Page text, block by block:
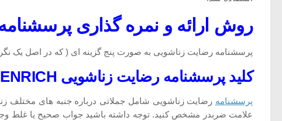
روش ارائه و نمره گذاری
پرسشنامه رضایت زناشویی به صورت پنج گزینه ای ( که در اصل یک
کلید پرسشنامه رضایت زناشویی ENRICH
پرسشنامه رضایت زناشویی شامل جملاتی درباره جنبه های مختلف
علامت ضربدر مشخص کنید. توجه داشته باشید جواب صحیح یا غلط وجود